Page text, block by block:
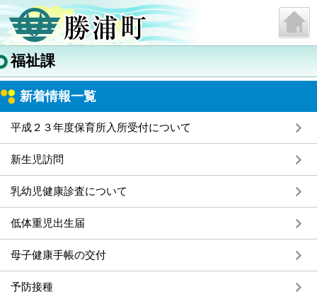
福祉課
新着情報一覧
平成２３年度保育所入所受付について
新生児訪問
乳幼児健康診査について
低体重児出生届
母子健康手帳の交付
予防接種